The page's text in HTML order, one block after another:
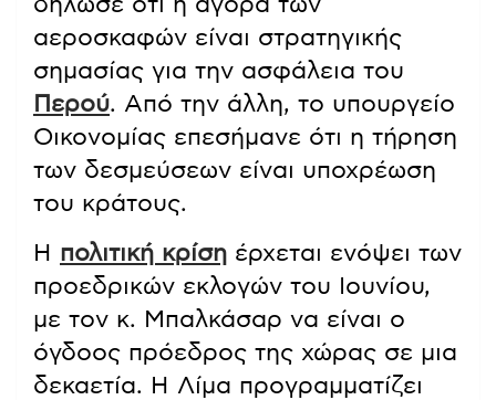
αεροσκαφών είναι στρατηγικής
σημασίας για την ασφάλεια του
Περού. Από την άλλη, το υπουργείο
Οικονομίας επεσήμανε ότι η τήρηση
των δεσμεύσεων είναι υποχρέωση
του κράτους.
Η πολιτική κρίση έρχεται ενόψει των
προεδρικών εκλογών του Ιουνίου,
με τον κ. Μπαλκάσαρ να είναι ο
όγδοος πρόεδρος της χώρας σε μια
δεκαετία. Η Λίμα προγραμματίζει